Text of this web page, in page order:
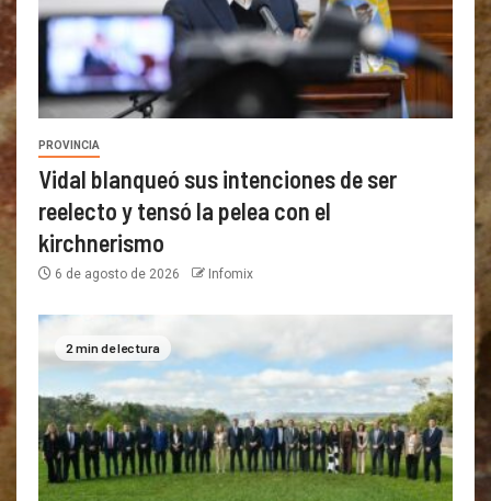
PROVINCIA
Vidal blanqueó sus intenciones de ser
reelecto y tensó la pelea con el
kirchnerismo
6 de agosto de 2026 Infomix
2 min de lectura